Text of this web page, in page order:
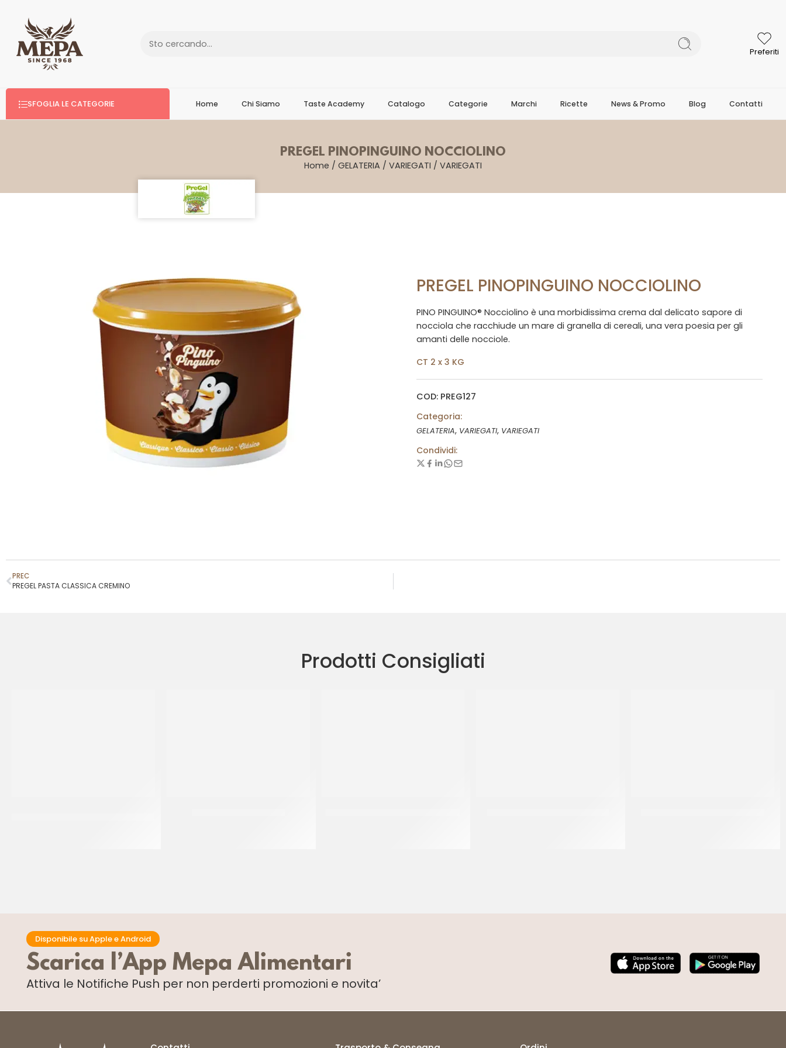
Preferiti
SFOGLIA LE CATEGORIE Home Chi Siamo Taste Academy Catalogo Categorie Marchi Ricette News & Promo Blog Contatti
PREGEL PINOPINGUINO NOCCIOLINO
Home / GELATERIA / VARIEGATI / VARIEGATI
PREGEL PINOPINGUINO NOCCIOLINO
PINO PINGUINO® Nocciolino è una morbidissima crema dal delicato sapore di
nocciola che racchiude un mare di granella di cereali, una vera poesia per gli
amanti delle nocciole.
CT 2 x 3 KG
COD: PREG127
Categoria:
GELATERIA, VARIEGATI, VARIEGATI
Condividi:
PREC
PREGEL PASTA CLASSICA CREMINO
Prodotti Consigliati
Disponibile su Apple e Android
Scarica l’App Mepa Alimentari
Attiva le Notifiche Push per non perderti promozioni e novita’